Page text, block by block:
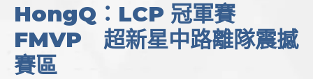
HongQ：LCP 冠軍賽
FMVP 超新星中路離隊震撼
賽區